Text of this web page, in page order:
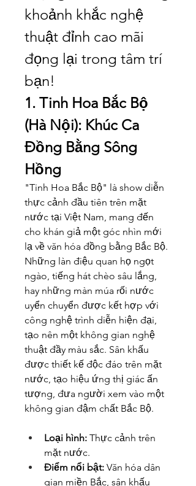
khoảnh khắc nghệ
thuật đỉnh cao mãi
đọng lại trong tâm trí
bạn!
1. Tinh Hoa Bắc Bộ
(Hà Nội): Khúc Ca
Đồng Bằng Sông
Hồng
"Tinh Hoa Bắc Bộ" là show diễn
thực cảnh đầu tiên trên mặt
nước tại Việt Nam, mang đến
cho khán giả một góc nhìn mới
lạ về văn hóa đồng bằng Bắc Bộ.
Những làn điệu quan họ ngọt
ngào, tiếng hát chèo sâu lắng,
hay những màn múa rối nước
uyển chuyển được kết hợp với
công nghệ trình diễn hiện đại,
tạo nên một không gian nghệ
thuật đầy màu sắc. Sân khấu
được thiết kế độc đáo trên mặt
nước, tạo hiệu ứng thị giác ấn
tượng, đưa người xem vào một
không gian đậm chất Bắc Bộ.
Loại hình: Thực cảnh trên
mặt nước.
Điểm nổi bật: Văn hóa dân
gian miền Bắc, sân khấu